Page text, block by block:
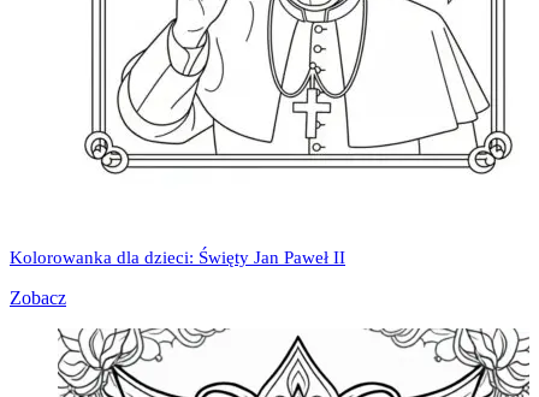
Kolorowanka dla dzieci: Święty Jan Paweł II
Zobacz